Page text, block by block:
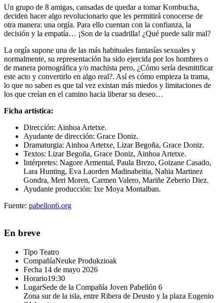
Un grupo de 8 amigas, cansadas de quedar a tomar Kombucha,
deciden hacer algo revolucionario que les permitirá conocerse de
otra manera: una orgía. Para ello cuentan con la confianza, la
decisión y la empatía… ¡Son de la cuadrilla! ¿Qué puede salir mal?
La orgía supone una de las más habituales fantasías sexuales y
normalmente, su representación ha sido ejercida por los hombres o
de manera pornográfica y/o machista pero, ¿Cómo sería desmitificar
este acto y convertirlo en algo real?. Así es cómo empieza la trama,
lo que no saben es que tal vez existan más miedos y limitaciones de
los que creían en el camino hacia liberar su deseo…
Ficha artística:
Dirección: Ainhoa Artetxe.
Ayudante de dirección: Grace Doniz.
Dramaturgia: Ainhoa Artetxe, Lizar Begoña, Grace Doniz.
Textos: Lizar Begoña, Grace Doniz, Ainhoa Artetxe.
Intérpretes: Nagore Armental, Paula Brezo, Goizane Casado,
Lara Hunting, Eva Laorden Madinabeitia, Nahia Martinez
Gondra, Meri Moren, Carmen Valero, Mariñe Zeberio Diez.
Ayudante producción: Ixe Moya Montalban.
Fuente: pabellon6.org
En breve
Tipo Teatro
CompañíaNeuke Produkzioak
Fecha 14 de mayo 2026
Horario19:30
LugarSede de la Compañía Joven Pabellón 6
Zona sur de la isla, entre Ribera de Deusto y la plaza Eugenio